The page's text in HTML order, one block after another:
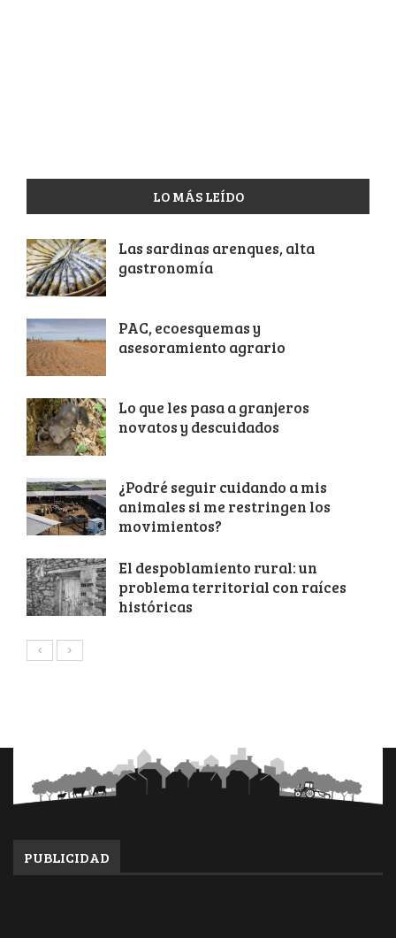
LO MÁS LEÍDO
Las sardinas arenques, alta
gastronomía
PAC, ecoesquemas y
asesoramiento agrario
Lo que les pasa a granjeros
novatos y descuidados
¿Podré seguir cuidando a mis
animales si me restringen los
movimientos?
El despoblamiento rural: un
problema territorial con raíces
históricas
PUBLICIDAD